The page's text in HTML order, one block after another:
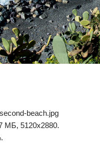
beach.jpg
МБ, 5120x2880.